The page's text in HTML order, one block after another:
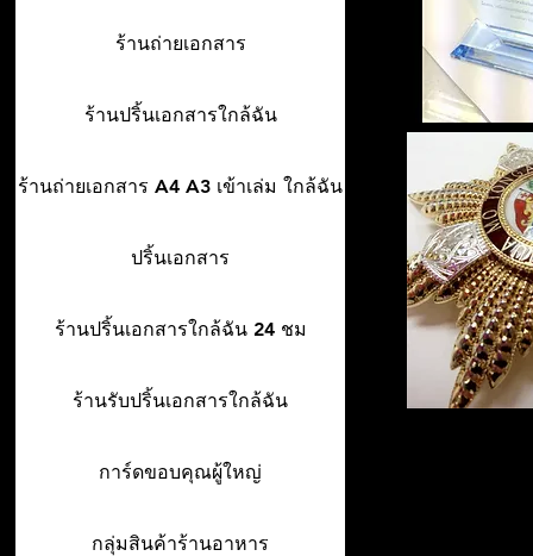
ร้านถ่ายเอกสาร
ร้านปริ้นเอกสารใกล้ฉัน
ร้านถ่ายเอกสาร A4 A3 เข้าเล่ม ใกล้ฉัน
ปริ้นเอกสาร
ร้านปริ้นเอกสารใกล้ฉัน 24 ชม
ร้านรับปริ้นเอกสารใกล้ฉัน
การ์ดขอบคุณผู้ใหญ่
กลุ่มสินค้าร้านอาหาร